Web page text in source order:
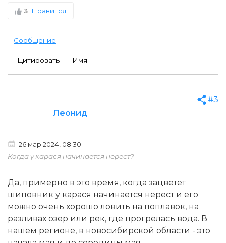
3 Нравится
Сообщение
Цитировать Имя
Леонид
#3
26 мар 2024, 08:30
Когда у карася начинается нерест?
Да, примерно в это время, когда зацветет
шиповник у карася начинается нерест и его
можно очень хорошо ловить на поплавок, на
разливах озер или рек, где прогрелась вода. В
нашем регионе, в новосибирской области - это